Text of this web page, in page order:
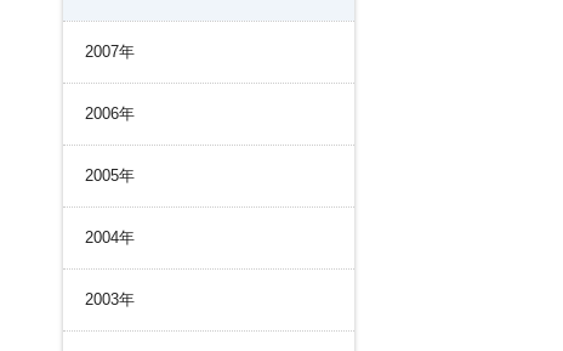
2007年
2006年
2005年
2004年
2003年